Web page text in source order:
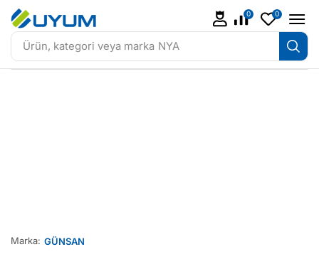
Ürün, kategori veya marka NYA
0 0
Marka: GÜNSAN